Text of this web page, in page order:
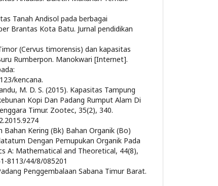
Tanah Andisol pada berbagai
Brantas Kota Batu. Jurnal pendidikan
(Cervus timorensis) dan kapasitas
Rumberpon. Manokwari [Internet].
kencana.
M. D. S. (2015). Kapasitas Tampung
Kopi Dan Padang Rumput Alam Di
Timur. Zootec, 35(2), 340.
Bahan Kering (Bk) Bahan Organik (Bo)
Dengan Pemupukan Organik Pada
A: Mathematical and Theoretical, 44(8),
8113/44/8/085201
Penggembalaan Sabana Timur Barat.